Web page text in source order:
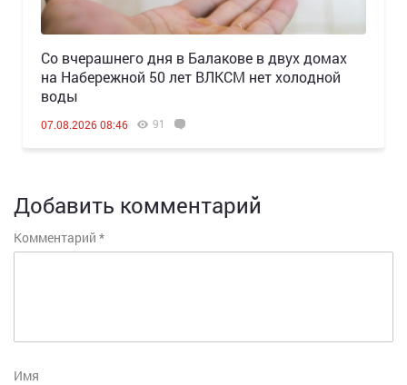
Со вчерашнего дня в Балакове в двух домах
на Набережной 50 лет ВЛКСМ нет холодной
воды
07.08.2026 08:46 91
Добавить комментарий
Комментарий *
Имя